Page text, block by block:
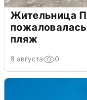
Жительница
пляж
8 августа 0